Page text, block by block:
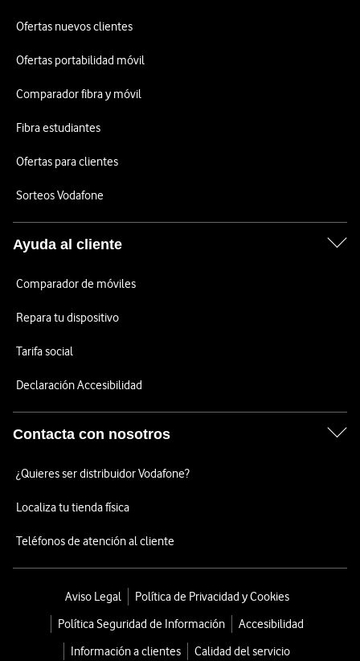
Ofertas nuevos clientes
Ofertas portabilidad móvil
Comparador fibra y móvil
Fibra estudiantes
Ofertas para clientes
Sorteos Vodafone
Ayuda al cliente
Comparador de móviles
Repara tu dispositivo
Tarifa social
Declaración Accesibilidad
Contacta con nosotros
¿Quieres ser distribuidor Vodafone?
Localiza tu tienda física
Teléfonos de atención al cliente
Aviso Legal
Política de Privacidad y Cookies
Política Seguridad de Información
Accesibilidad
Información a clientes
Calidad del servicio